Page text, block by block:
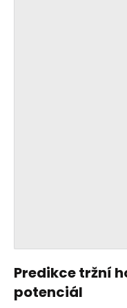
Predikce tržní
potenciál